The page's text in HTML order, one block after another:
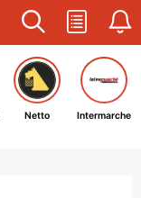
Netto Intermarche